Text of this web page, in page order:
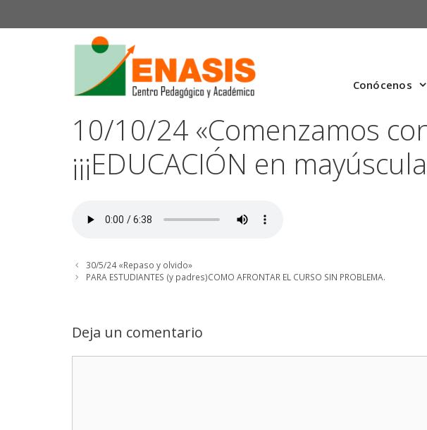
Conócenos
10/10/24 «Comenzamos
¡¡¡EDUCACIÓN en
30/5/24 «Repaso y olvido»
PARA ESTUDIANTES (y padres)COMO AFRONTAR EL CURSO SIN PROBLEMA.
Deja un comentario